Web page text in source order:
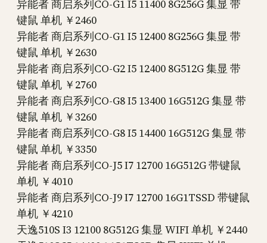
异能者 商启系列CO-G1 I5 11400 8G256G 集显 带
键鼠 单机 ￥2460
异能者 商启系列CO-G1 I5 12400 8G256G 集显 带
键鼠 单机 ￥2630
异能者 商启系列CO-G2 I5 12400 8G512G 集显 带
键鼠 单机 ￥2760
异能者 商启系列CO-G8 I5 13400 16G512G 集显 带
键鼠 单机 ￥3260
异能者 商启系列CO-G8 I5 14400 16G512G 集显 带
键鼠 单机 ￥3350
异能者 商启系列CO-J5 I7 12700 16G512G 带键鼠
单机 ￥4010
异能者 商启系列CO-J9 I7 12700 16G1TSSD 带键鼠
单机 ￥4210
天逸510S I3 12100 8G512G 集显 WIFI 单机 ￥2440